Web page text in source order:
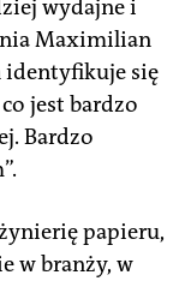
wydajne i
Maximilian
identyfikuje się
jest bardzo
Bardzo
papieru,
w branży, w